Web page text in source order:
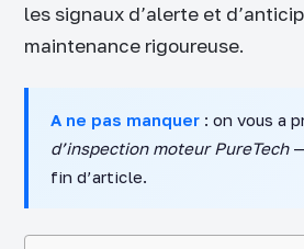
les signaux d’alerte et
maintenance rigoureuse.
A ne pas manquer : on vous a
d’inspection moteur PureTech—
fin d’article.